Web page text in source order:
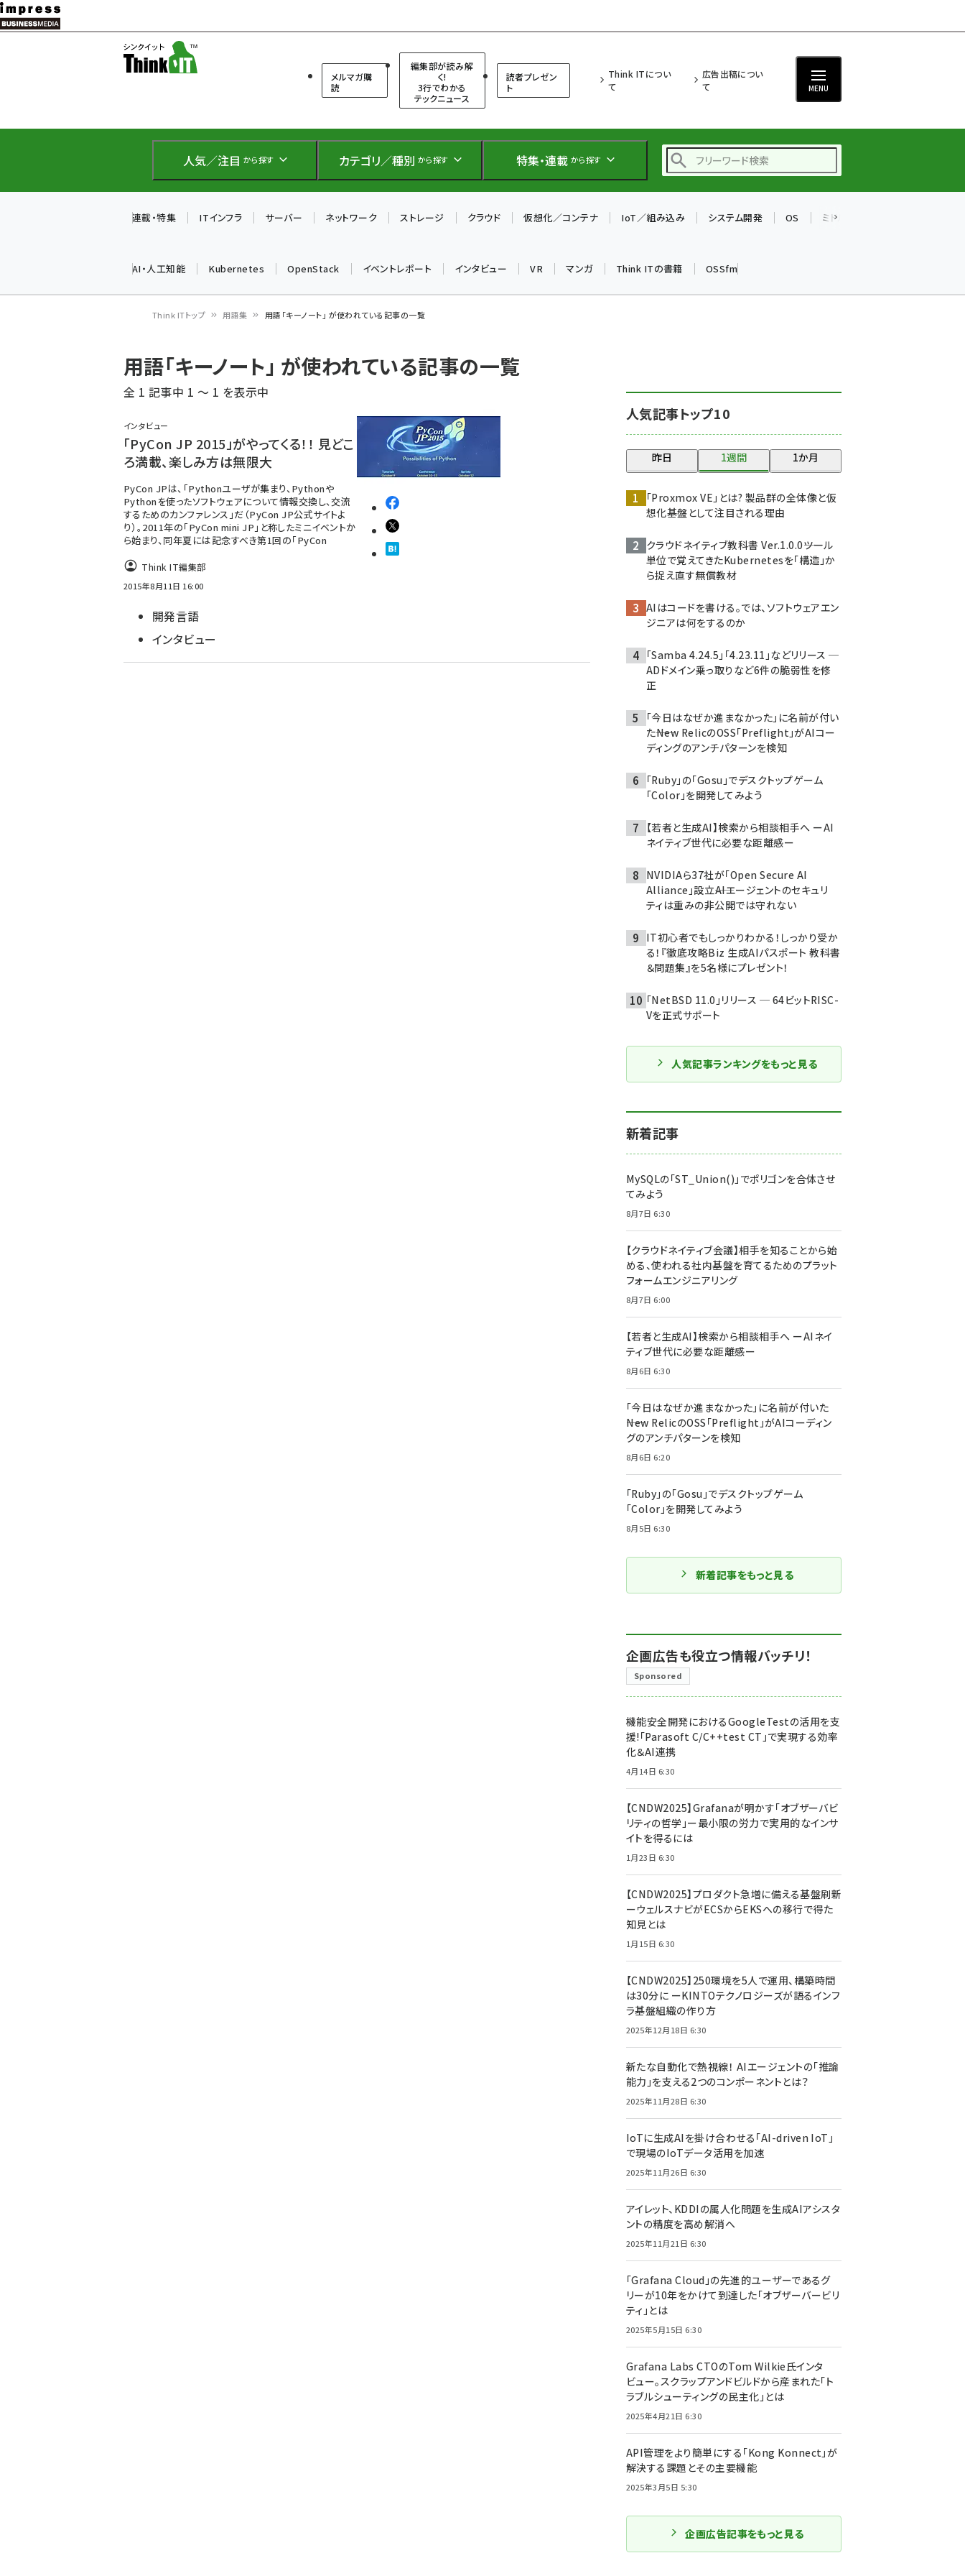
メ
イ
テ
に
メルマガ購
読
編集部が読み解
く!
3行でわかる
テックニュース
読者プレゼン
ト
Think ITについ
て
広告出稿につい
て
MENU
人気／注目 から探す カテゴリ／種別 から探す 特集・連載 から探す
仲間と築いた勝利の絆～
drupal (1956)
genai (1484)
abc123 (1360)
連載・特集 ITインフラ サーバー ネットワーク ストレージ クラウド 仮想化／コンテナ IoT／組み込み システム開発 OS ミドルウェア
AI・人工知能 Kubernetes OpenStack イベントレポート インタビュー VR マンガ Think ITの書籍 OSSfm
ン
く
ず
Think ITトップ 用語集 用語「キーノート」 が使われている記事の一覧
用語「キーノート」 が使われている記事の一覧
全 1 記事中 1 ～ 1 を表示中
インタビュー
「PyCon JP 2015」がやってくる！！ 見どこ
ろ満載、楽しみ方は無限大
PyCon JPは、「Pythonユーザが集まり、Pythonや
Pythonを使ったソフトウェアについて情報交換し、交流
するためのカンファレンス」だ（PyCon JP公式サイトよ
り）。2011年の「PyCon mini JP」と称したミニイベントか
ら始まり、同年夏には記念すべき第1回の「PyCon
Think IT編集部
2015年8月11日 16:00
開発言語
インタビュー
人気記事トップ10
昨日 1週間 1か月
「Proxmox VE」とは? 製品群の全体像と仮
想化基盤として注目される理由
クラウドネイティブ教科書 Ver.1.0.0――ツール
単位で覚えてきたKubernetesを「構造」か
ら捉え直す無償教材
AIはコードを書ける。では、ソフトウェアエン
ジニアは何をするのか
「Samba 4.24.5」「4.23.11」などリリース ─
ADドメイン乗っ取りなど6件の脆弱性を修
正
「今日はなぜか進まなかった」に名前が付い
た――New RelicのOSS「Preflight」がAIコー
ディングのアンチパターンを検知
「Ruby」の「Gosu」でデスクトップゲーム
「Color」を開発してみよう
【若者と生成AI】検索から相談相手へ ーAI
ネイティブ世代に必要な距離感ー
NVIDIAら37社が「Open Secure AI
Alliance」設立――AIエージェントのセキュリ
ティは重みの非公開では守れない
IT初心者でもしっかりわかる！しっかり受か
る！『徹底攻略Biz 生成AIパスポート 教科書
＆問題集』を5名様にプレゼント！
「NetBSD 11.0」リリース ─ 64ビットRISC-
Vを正式サポート
人気記事ランキングをもっと見る
新着記事
MySQLの「ST_Union()」でポリゴンを合体させ
てみよう
8月7日 6:30
【クラウドネイティブ会議】相手を知ることから始
める、使われる社内基盤を育てるためのプラット
フォームエンジニアリング
8月7日 6:00
【若者と生成AI】検索から相談相手へ ーAIネイ
ティブ世代に必要な距離感ー
8月6日 6:30
「今日はなぜか進まなかった」に名前が付いた
――New RelicのOSS「Preflight」がAIコーディン
グのアンチパターンを検知
8月6日 6:20
「Ruby」の「Gosu」でデスクトップゲーム
「Color」を開発してみよう
8月5日 6:30
新着記事をもっと見る
企画広告も役立つ情報バッチリ！
Sponsored
機能安全開発におけるGoogleTestの活用を支
援!「Parasoft C/C++test CT」で実現する効率
化＆AI連携
4月14日 6:30
【CNDW2025】Grafanaが明かす「オブザーバビ
リティの哲学」ー最小限の労力で実用的なインサ
イトを得るには
1月23日 6:30
【CNDW2025】プロダクト急増に備える基盤刷新
ーウェルスナビがECSからEKSへの移行で得た
知見とは
1月15日 6:30
【CNDW2025】250環境を5人で運用、構築時間
は30分に ーKINTOテクノロジーズが語るインフ
ラ基盤組織の作り方
2025年12月18日 6:30
新たな自動化で熱視線！ AIエージェントの「推論
能力」を支える2つのコンポーネントとは？
2025年11月28日 6:30
IoTに生成AIを掛け合わせる「AI-driven IoT」
で現場のIoTデータ活用を加速
2025年11月26日 6:30
アイレット、KDDIの属人化問題を生成AIアシスタ
ントの精度を高め解消へ
2025年11月21日 6:30
「Grafana Cloud」の先進的ユーザーであるグ
リーが10年をかけて到達した「オブザーバービリ
ティ」とは
2025年5月15日 6:30
Grafana Labs CTOのTom Wilkie氏インタ
ビュー。スクラップアンドビルドから産まれた「ト
ラブルシューティングの民主化」とは
2025年4月21日 6:30
API管理をより簡単にする「Kong Konnect」が
解決する課題とその主要機能
2025年3月5日 5:30
企画広告記事をもっと見る